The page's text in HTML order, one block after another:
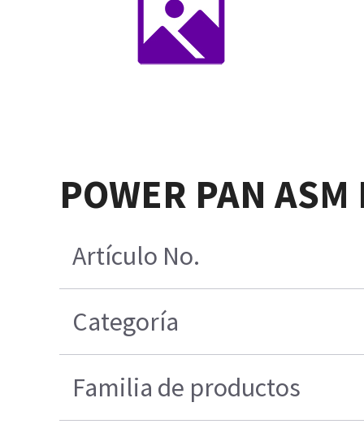
POWER PAN
Artículo No.
Categoría
Familia de productos